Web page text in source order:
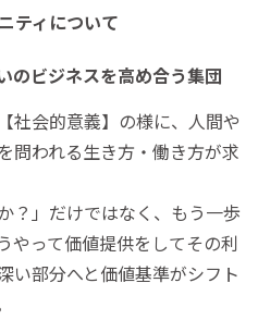
ティについて
のビジネスを高め合う集団
社会的意義】の様に、人間や
問われる生き方・働き方が求
？」だけではなく、もう一歩
やって価値提供をしてその利
い部分へと価値基準がシフト